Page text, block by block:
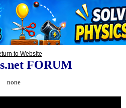
FORUM
none